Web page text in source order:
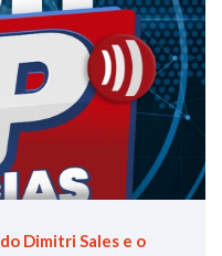
Dimitri Sales e o